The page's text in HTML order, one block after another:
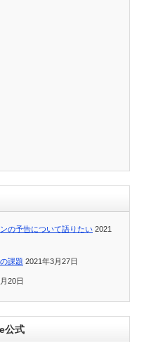
の予告について語りたい 2021
課題 2021年3月27日
20日
公式